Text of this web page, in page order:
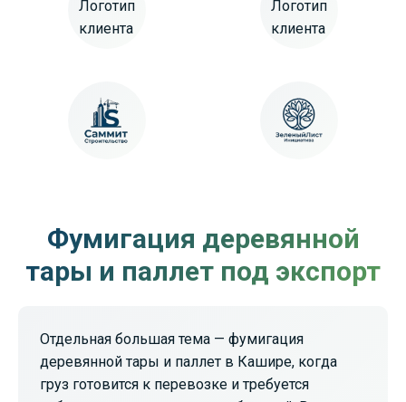
Фумигация деревянной
тары и паллет под экспорт
Отдельная большая тема — фумигация
деревянной тары и паллет в Кашире, когда
груз готовится к перевозке и требуется